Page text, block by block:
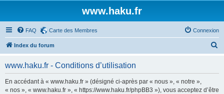
www.haku.fr
FAQ Carte des Membres Connexion
Index du forum
www.haku.fr - Conditions d’utilisation
En accédant à « www.haku.fr » (désigné ci-après par « nous », « notre »,
« nos », « www.haku.fr », « https://www.haku.fr/phpBB3 »), vous acceptez d’être